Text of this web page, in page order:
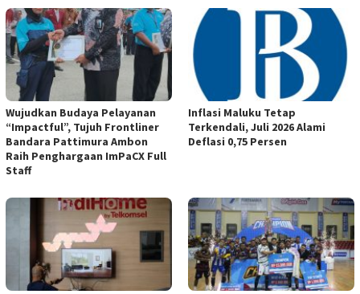
Wujudkan Budaya Pelayanan
“Impactful”, Tujuh Frontliner
Bandara Pattimura Ambon
Raih Penghargaan ImPaCX Full
Staff
Inflasi Maluku Tetap
Terkendali, Juli 2026 Alami
Deflasi 0,75 Persen